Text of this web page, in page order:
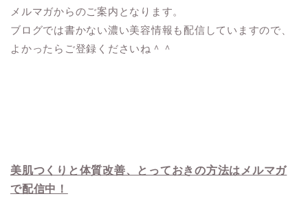
メルマガからのご案内となります。
ブログでは書かない濃い美容情報も配信していますので、
よかったらご登録くださいね＾＾
美肌つくりと体質改善、とっておきの方法はメルマガ
で配信中！